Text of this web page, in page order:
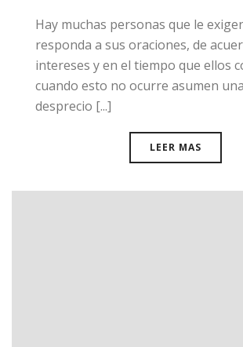
​Hay muchas personas que le
responda a sus oraciones, de
intereses y en el tiempo que ellos
cuando esto no ocurre asumen
desprecio [...]
LEER MAS